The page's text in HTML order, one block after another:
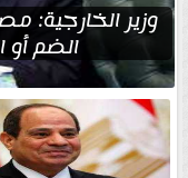
وزير الخارجية:
الضم